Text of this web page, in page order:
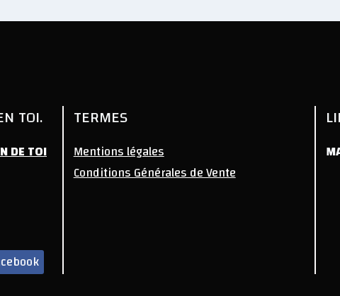
TOI.
DETOI
TERMES
Mentions légales
Conditions Générales de Vente